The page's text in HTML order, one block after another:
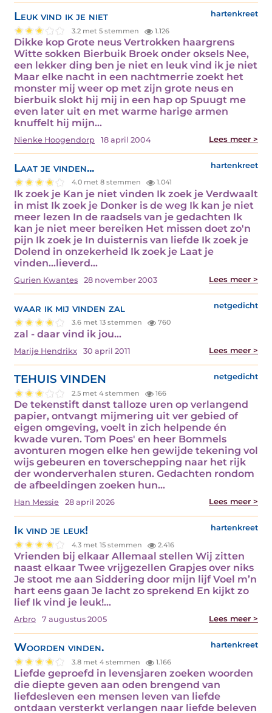
Leuk vind ik je niet hartenkreet
3.2 met 5 stemmen 1.126
Dikke kop Grote neus Vertrokken haargrens
Witte sokken Bierbuik Broek onder oksels Nee,
een lekker ding ben je niet en leuk vind ik je niet
Maar elke nacht in een nachtmerrie zoekt het
monster mij weer op met zijn grote neus en
bierbuik slokt hij mij in een hap op Spuugt me
even later uit en met warme harige armen
knuffelt hij mijn…
Nienke Hoogendorp 18 april 2004 Lees meer >
Laat je vinden... hartenkreet
4.0 met 8 stemmen 1.041
Ik zoek je Kan je niet vinden Ik zoek je Verdwaalt
in mist Ik zoek je Donker is de weg Ik kan je niet
meer lezen In de raadsels van je gedachten Ik
kan je niet meer bereiken Het missen doet zo'n
pijn Ik zoek je In duisternis van liefde Ik zoek je
Dolend in onzekerheid Ik zoek je Laat je
vinden...lieverd…
Gurien Kwantes 28 november 2003 Lees meer >
waar ik mij vinden zal netgedicht
3.6 met 13 stemmen 760
zal - daar vind ik jou…
Marije Hendrikx 30 april 2011 Lees meer >
TEHUIS VINDEN netgedicht
2.5 met 4 stemmen 166
De tekenstift danst talloze uren op verlangend
papier, ontvangt mijmering uit ver gebied of
eigen omgeving, voelt in zich helpende én
kwade vuren. Tom Poes' en heer Bommels
avonturen mogen elke hen gewijde tekening vol
wijs gebeuren en toverschepping naar het rijk
der wonderverhalen sturen. Gedachten rondom
de afbeeldingen zoeken hun…
Han Messie 28 april 2026 Lees meer >
Ik vind je leuk! hartenkreet
4.3 met 15 stemmen 2.416
Vrienden bij elkaar Allemaal stellen Wij zitten
naast elkaar Twee vrijgezellen Grapjes over niks
Je stoot me aan Siddering door mijn lijf Voel m’n
hart eens gaan Je lacht zo sprekend En kijkt zo
lief Ik vind je leuk!…
Arbro 7 augustus 2005 Lees meer >
Woorden vinden. hartenkreet
3.8 met 4 stemmen 1.166
Liefde geproefd in levensjaren zoeken woorden
die diepte geven aan oden brengend van
liefdesleven een mensen leven van liefde
ontdaan versterkt verlangen naar liefde beleven